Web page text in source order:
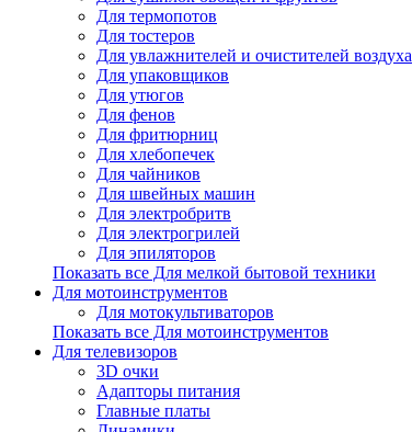
Для термопотов
Для тостеров
Для увлажнителей и очистителей воздуха
Для упаковщиков
Для утюгов
Для фенов
Для фритюрниц
Для хлебопечек
Для чайников
Для швейных машин
Для электробритв
Для электрогрилей
Для эпиляторов
Показать все Для мелкой бытовой техники
Для мотоинструментов
Для мотокультиваторов
Показать все Для мотоинструментов
Для телевизоров
3D очки
Адапторы питания
Главные платы